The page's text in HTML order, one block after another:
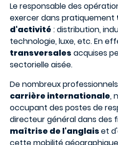
Le responsable des
exercer dans pratiquement
d'activité : distribution,
technologie, luxe, etc. En
transversales acquises
sectorielle aisée.
De nombreux
carrière internationale,
occupant des postes de
directeur général dans des
maîtrise de l'anglaiset